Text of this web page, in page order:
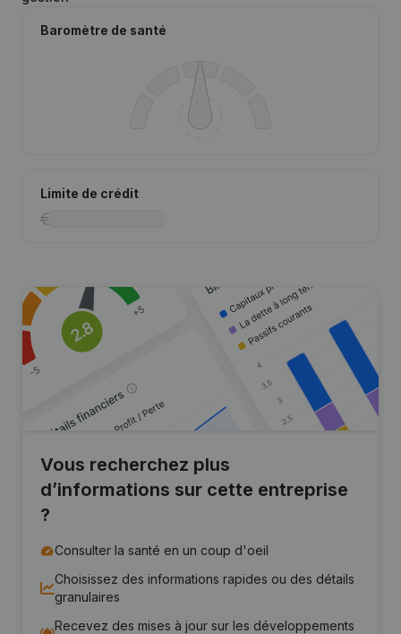
Baromètre de santé
Limite de crédit
Vous recherchez plus
d’informations sur cette entreprise
?
Consulter la santé en un coup d'oeil
Choisissez des informations rapides ou des détails
granulaires
Recevez des mises à jour sur les développements